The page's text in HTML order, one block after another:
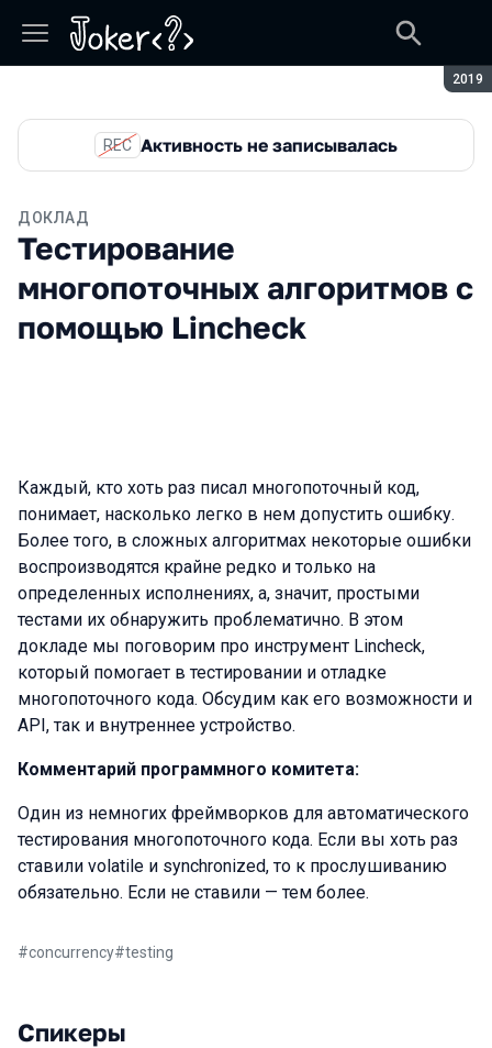
2019
REC Активность не записывалась
ДОКЛАД
Тестирование
многопоточных алгоритмов с
помощью Lincheck
Каждый, кто хоть раз писал многопоточный код,
понимает, насколько легко в нем допустить ошибку.
Более того, в сложных алгоритмах некоторые ошибки
воспроизводятся крайне редко и только на
определенных исполнениях, а, значит, простыми
тестами их обнаружить проблематично. В этом
докладе мы поговорим про инструмент Lincheck,
который помогает в тестировании и отладке
многопоточного кода. Обсудим как его возможности и
API, так и внутреннее устройство.
Комментарий программного комитета:
Один из немногих фреймворков для автоматического
тестирования многопоточного кода. Если вы хоть раз
ставили volatile и synchronized, то к прослушиванию
обязательно. Если не ставили — тем более.
#concurrency#testing
Спикеры